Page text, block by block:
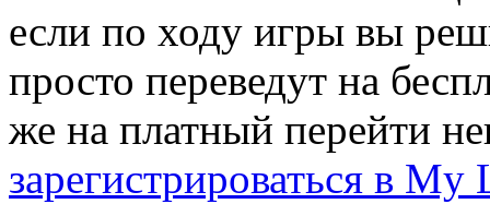
если по ходу игры вы
просто переведут на
же на платный перейти
зарегистрироваться в My